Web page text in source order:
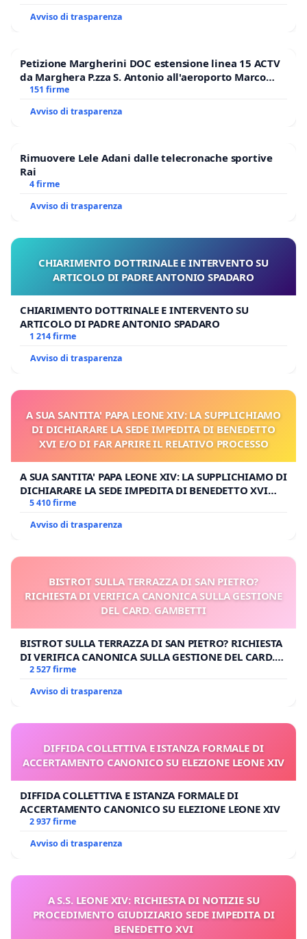
Avviso di trasparenza
Petizione Margherini DOC estensione linea 15 ACTV
da Marghera P.zza S. Antonio all'aeroporto Marco
Polo tariffa a € 1,50
151 firme
Avviso di trasparenza
Rimuovere Lele Adani dalle telecronache sportive
Rai
4 firme
Avviso di trasparenza
CHIARIMENTO DOTTRINALE E INTERVENTO SU
ARTICOLO DI PADRE ANTONIO SPADARO
CHIARIMENTO DOTTRINALE E INTERVENTO SU
ARTICOLO DI PADRE ANTONIO SPADARO
1 214 firme
Avviso di trasparenza
A SUA SANTITA' PAPA LEONE XIV: LA SUPPLICHIAMO
DI DICHIARARE LA SEDE IMPEDITA DI BENEDETTO
XVI E/O DI FAR APRIRE IL RELATIVO PROCESSO
A SUA SANTITA' PAPA LEONE XIV: LA SUPPLICHIAMO DI
DICHIARARE LA SEDE IMPEDITA DI BENEDETTO XVI
E/O DI FAR APRIRE IL RELATIVO PROCESSO
5 410 firme
Avviso di trasparenza
BISTROT SULLA TERRAZZA DI SAN PIETRO?
RICHIESTA DI VERIFICA CANONICA SULLA GESTIONE
DEL CARD. GAMBETTI
BISTROT SULLA TERRAZZA DI SAN PIETRO? RICHIESTA
DI VERIFICA CANONICA SULLA GESTIONE DEL CARD.
GAMBETTI
2 527 firme
Avviso di trasparenza
DIFFIDA COLLETTIVA E ISTANZA FORMALE DI
ACCERTAMENTO CANONICO SU ELEZIONE LEONE XIV
DIFFIDA COLLETTIVA E ISTANZA FORMALE DI
ACCERTAMENTO CANONICO SU ELEZIONE LEONE XIV
2 937 firme
Avviso di trasparenza
A S.S. LEONE XIV: RICHIESTA DI NOTIZIE SU
PROCEDIMENTO GIUDIZIARIO SEDE IMPEDITA DI
BENEDETTO XVI